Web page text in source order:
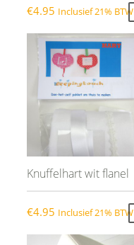
€4.95 Inclusief 21% BTW
Knuffelhart wit flanel
€4.95 Inclusief 21% BTW